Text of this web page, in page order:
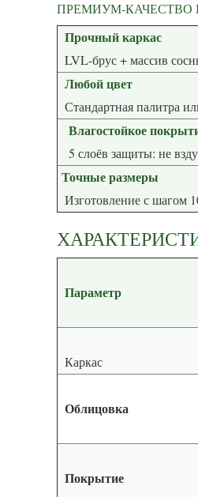
ПРЕМИУМ-КАЧЕСТВО
Прочный каркас
LVL-брус +
Любой цвет
Стандартная палитра
Влагостойкое
5 слоёв защиты: не
Точные размеры
Изготовление с шагом
Параметр
Каркас
Облицовка
Покрытие